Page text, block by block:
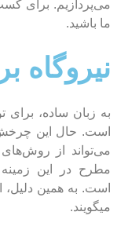
می‌پردازیم. برای
ما باشید.
نیروگاه
به زبان ساده، برای
است. حال این چرخش
می‌تواند از
مطرح در این زمینه
است. به همین دلیل،
می­گویند.